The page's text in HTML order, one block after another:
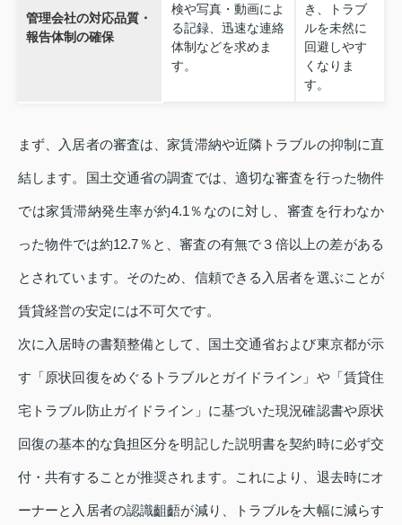
管理会社の対応品質・
報告体制の確保
検や写真・動画によ
る記録、迅速な連絡
体制などを求めま
す。
き、トラブ
ルを未然に
回避しやす
くなりま
す。
まず、入居者の審査は、家賃滞納や近隣トラブルの抑制に直
結します。国土交通省の調査では、適切な審査を行った物件
では家賃滞納発生率が約4.1％なのに対し、審査を行わなか
った物件では約12.7％と、審査の有無で３倍以上の差がある
とされています。そのため、信頼できる入居者を選ぶことが
賃貸経営の安定には不可欠です。
次に入居時の書類整備として、国土交通省および東京都が示
す「原状回復をめぐるトラブルとガイドライン」や「賃貸住
宅トラブル防止ガイドライン」に基づいた現況確認書や原状
回復の基本的な負担区分を明記した説明書を契約時に必ず交
付・共有することが推奨されます。これにより、退去時にオ
ーナーと入居者の認識齟齬が減り、トラブルを大幅に減らす